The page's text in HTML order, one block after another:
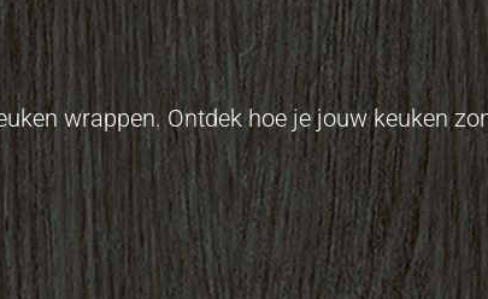
wrappen. Ontdek hoe je jouw keuken